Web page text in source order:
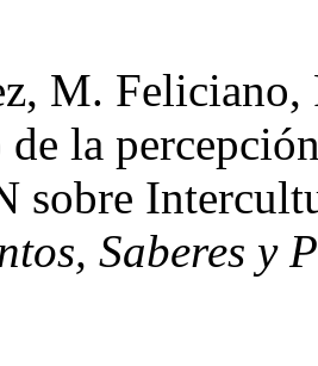
M. Feliciano,
la
sobre
Saberes y